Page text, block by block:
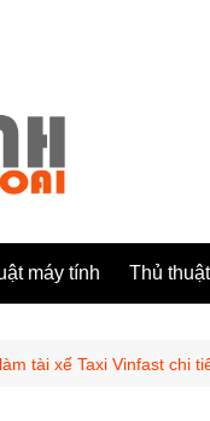
máy tính Thủ
tài xế Taxi Vinfast chi